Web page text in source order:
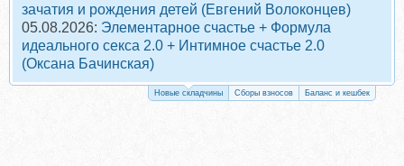
зачатия и рождения детей (Евгений Волоконцев)
05.08.2026: Элементарное счастье + Формула
идеального секса 2.0 + Интимное счастье 2.0
(Оксана Бачинская)
Новые складчины Сборы взносов Баланс и кешбек